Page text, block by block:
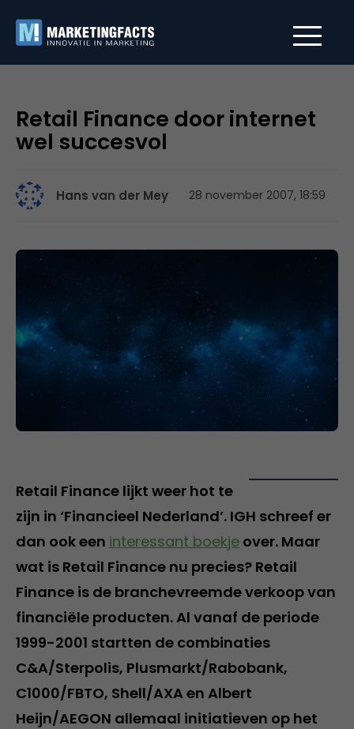
Retail Finance door internet
wel succesvol
Hans van der Mey 28 november 2007, 18:59
Retail Finance lijkt weer hot te
zijn in ‘Financieel Nederland’. IGH schreef er
dan ook een interessant boekje over. Maar
wat is Retail Finance nu precies? Retail
Finance is de branchevreemde verkoop van
financiële producten. Al vanaf de periode
1999-2001 startten de combinaties
C&A/Sterpolis, Plusmarkt/Rabobank,
C1000/FBTO, Shell/AXA en Albert
Heijn/AEGON allemaal initiatieven op het